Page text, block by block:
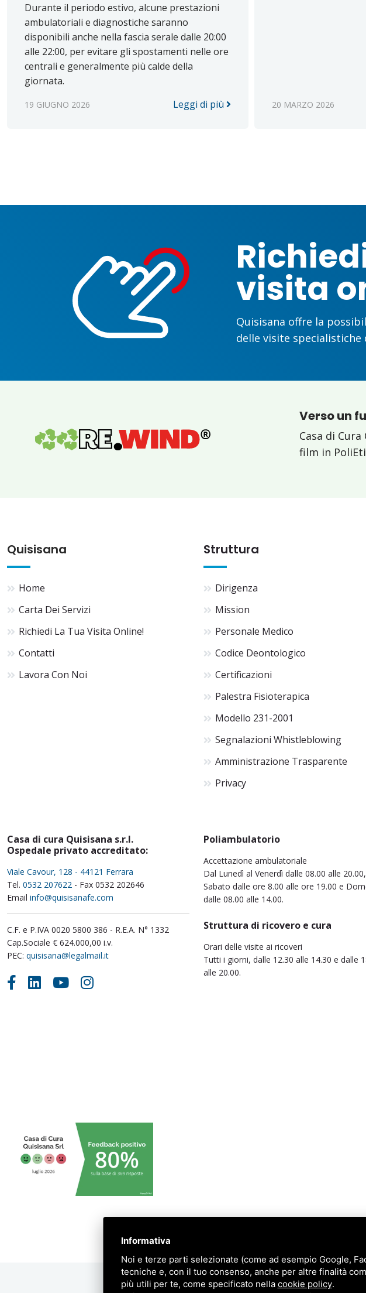
Durante il periodo estivo, alcune prestazioni
ambulatoriali e diagnostiche saranno
disponibili anche nella fascia serale dalle 20:00
alle 22:00, per evitare gli spostamenti nelle ore
centrali e generalmente più calde della
giornata.
19 GIUGNO 2026 Leggi di più 20 MARZO 2026
visita
Quisisana offre la
delle visite
Verso un
Casa di
film in
Quisisana
Home
Carta Dei Servizi
Richiedi La Tua Visita Online!
Contatti
Lavora Con Noi
Struttura
Dirigenza
Mission
Personale Medico
Codice Deontologico
Certificazioni
Palestra Fisioterapica
Modello 231-2001
Segnalazioni Whistleblowing
Amministrazione Trasparente
Privacy
Casa di cura Quisisana s.r.l.
Ospedale privato accreditato:
Viale Cavour, 128 - 44121 Ferrara
Tel. 0532 207622 - Fax 0532 202646
Email info@quisisanafe.com
C.F. e P.IVA 0020 5800 386 - R.E.A. N° 1332
Cap.Sociale € 624.000,00 i.v.
PEC: quisisana@legalmail.it
Poliambulatorio
Accettazione ambulatoriale
Dal Lunedì al Venerdì dalle 08.00 alle 20.00,
Sabato dalle ore 8.00 alle ore 19.00 e
dalle 08.00 alle 14.00.
Struttura di ricovero e cura
Orari delle visite ai ricoveri
Tutti i giorni, dalle 12.30 alle 14.30 e dalle
alle 20.00.
Informativa
Noi e terze parti selezionate (come ad esempio Google,
tecniche e, con il tuo consenso, anche per altre finalità
più utili per te, come specificato nella cookie policy.